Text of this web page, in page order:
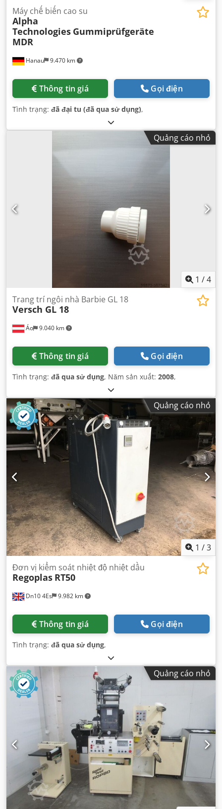
Hanau 9.470 km
Máy chế biến cao su
Alpha
Technologies Gummiprüfgeräte
MDR
Thông tin giá Gọi điện
Tình trạng: đã đại tu (đã qua sử dụng),
Quảng cáo nhỏ
1 /4
Áo 9.040 km
Trang trí ngôi nhà Barbie GL 18
Versch GL 18
Thông tin giá Gọi điện
Tình trạng: đã qua sử dụng, Năm sản xuất: 2008,
Quảng cáo nhỏ
1 /3
Dn10 4Es 9.982 km
Đơn vị kiểm soát nhiệt độ nhiệt dầu
Regoplas RT50
Thông tin giá Gọi điện
Tình trạng: đã qua sử dụng,
Quảng cáo nhỏ